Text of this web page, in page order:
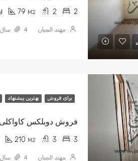
2
2
79 M2
مهند الجبان 4 سال ago
برای فروش بهترین پیشنهاد
فروش دوبلکس کاواکلی 3+2 صفر 2.400.000 لیر
3
3
210 M2
مهند الجبان 4 سال ago